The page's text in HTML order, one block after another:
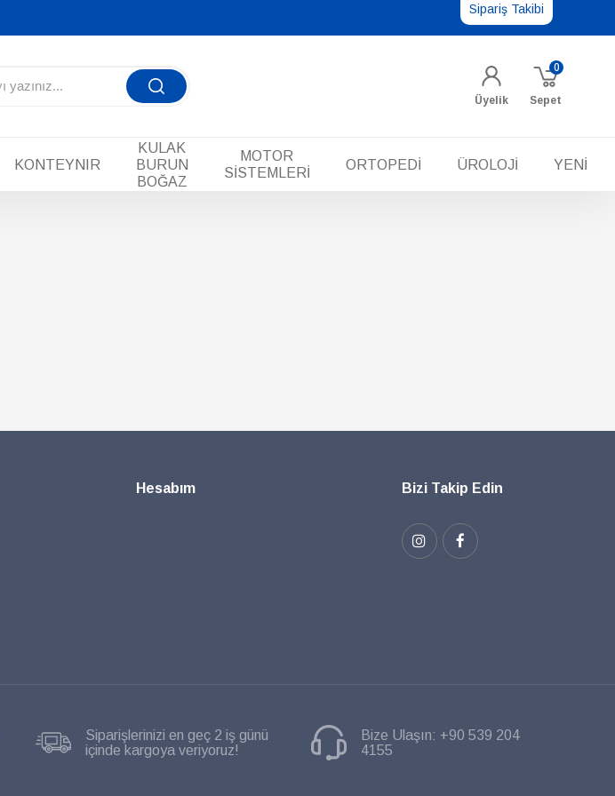
Sipariş Takibi
Üyelik Sepet
0
KONTEYNIR
KULAK
BURUN
BOĞAZ
MOTOR
SİSTEMLERİ
ORTOPEDİ ÜROLOJİ YENİ
Hesabım Bizi Takip Edin
Siparişlerinizi en geç 2 iş günü
içinde kargoya veriyoruz!
Bize Ulaşın: +90 539 204
4155